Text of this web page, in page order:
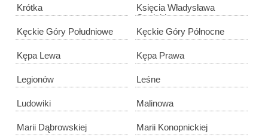
Krótka
Księcia Władysława
Opolskiego
Kęckie Góry Południowe
Kęckie Góry Północne
Kępa Lewa Kępa Prawa
Legionów Leśne
Ludowiki Malinowa
Marii Dąbrowskiej Marii Konopnickiej